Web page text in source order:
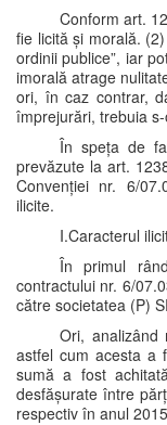
Conform art.
fie licită și morală.
ordinii publice”, iar
imorală atrage
ori, în caz contrar,
împrejurări, trebuia s-
În speța de
prevăzute la art.
Convenției nr. 6/
ilicite.
I.Caracterul
În primul
contractului nr. 6/
către societatea (P)
Ori, analizând
astfel cum acesta a
sumă a fost
desfășurate între
respectiv în anul